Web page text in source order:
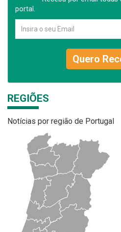
portal.
Quero
REGIÕES
Notícias por região de Portugal